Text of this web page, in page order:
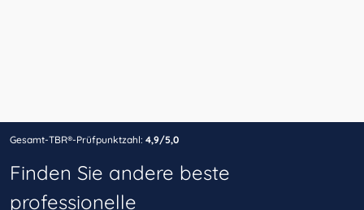
Gesamt-TBR®-Prüfpunktzahl: 4,9/5,0
Finden Sie andere beste
professionelle